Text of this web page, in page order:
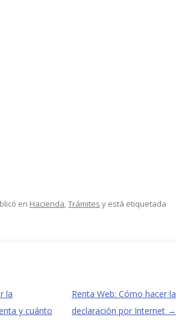
en Hacienda,Trámites y está etiquetada
la
y cuánto
Renta Web: Cómo hacer la
declaración por Internet →